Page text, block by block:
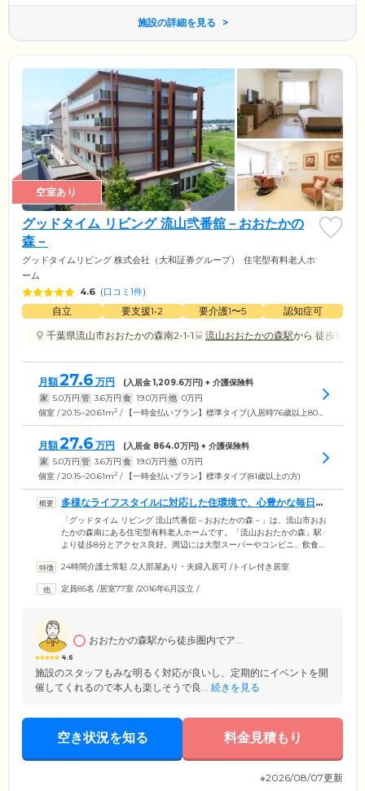
施設の詳細を見る
空室あり
グッドタイム リビング 流山弐番舘－おおたかの
森－
グッドタイムリビング 株式会社（大和証券グループ）
住宅型有料老人ホ
ーム
4.6 (口コミ1件)
自立 要支援1•2 要介護1〜5
認知症可
千葉県流山市おおたかの森南2-1-1
流山おおたかの森駅から 徒歩11分
月額27.6 万円 (入居金1,209.6万円) + 介護保険料
家 5.0万円 管 3.6万円 食 19.0万円 他 0万円
個室 / 20.15~20.61m2 / 【一時金払いプラン】標準タイプ(入居時76歳以上80歳以下の方)
月額27.6 万円 (入居金 864.0万円) + 介護保険料
家 5.0万円 管 3.6万円 食 19.0万円 他 0万円
個室 / 20.15~20.61m2 / 【一時金払いプラン】標準タイプ(81歳以上の方)
多様なライフスタイルに対応した住環境で、心豊かな毎日を
お楽しみください
「グッドタイム リビング 流山弐番舘－おおたかの森－」は、流山市おお
たかの森南にある住宅型有料老人ホームです。「流山おおたかの森」駅
より徒歩8分とアクセス良好。周辺には大型スーパーやコンビニ、飲食
環境が魅力です。館内にはご入居者様の多様なライフスタイルに寄り添
きのあるリビング、クラブ活動やイベントを楽しめるGTCサロンなどを
24時間介護士常駐 /2人部屋あり・夫婦入居可 /トイレ付き居室
定員85名 /居室77室 /2016年6月設立 /
4.6
おおたかの森駅から徒歩圏内でア...
施設のスタッフもみな明るく対応が良いし、定期的にイベントを開
催してくれるので本人も楽しそうで良... 続きを見る
空き状況を知る 料金見積もり
※2026/08/07更新